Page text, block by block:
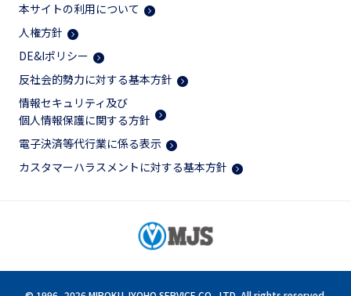
本サイトの利用について
人権方針
DE&Iポリシー
反社会的勢力に対する基本方針
情報セキュリティ及び
個人情報保護に関する方針
電子決済等代行業に係る表示
カスタマーハラスメントに対する基本方針